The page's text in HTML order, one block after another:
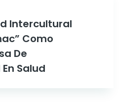
Intercultural
Como
De
Salud